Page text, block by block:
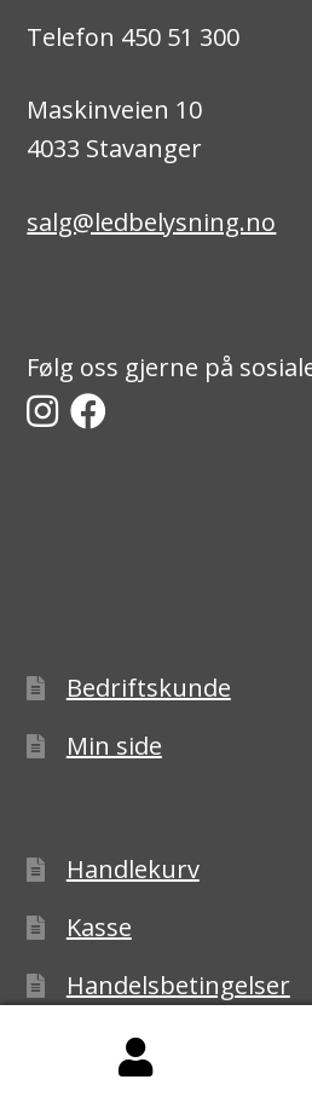
Telefon 450 51 300
Maskinveien 10
4033 Stavanger
salg@ledbelysning.no
Følg oss gjerne på
Bedriftskunde
Min side
Handlekurv
Kasse
Handelsbetingelser
Personvernerklæring